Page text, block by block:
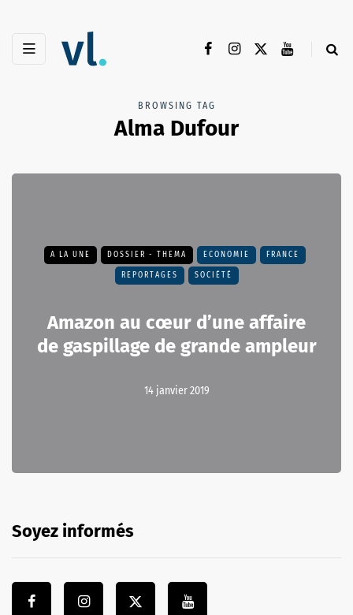
BROWSING TAG
Alma Dufour
A LA UNE DOSSIER - THEMA ECONOMIE FRANCE
REPORTAGES SOCIÉTÉ
Amazon au cœur d’une affaire
de gaspillage de grande ampleur
14 janvier 2019
Soyez informés